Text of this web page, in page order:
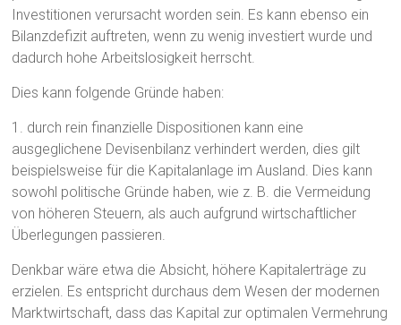
Investitionen verursacht worden sein. Es kann ebenso ein
Bilanzdefizit auftreten, wenn zu wenig investiert wurde und
dadurch hohe Arbeitslosigkeit herrscht.
Dies kann folgende Gründe haben:
1. durch rein finanzielle Dispositionen kann eine
ausgeglichene Devisenbilanz verhindert werden, dies gilt
beispielsweise für die Kapitalanlage im Ausland. Dies kann
sowohl politische Gründe haben, wie z. B. die Vermeidung
von höheren Steuern, als auch aufgrund wirtschaftlicher
Überlegungen passieren.
Denkbar wäre etwa die Absicht, höhere Kapitalerträge zu
erzielen. Es entspricht durchaus dem Wesen der modernen
Marktwirtschaft, dass das Kapital zur optimalen Vermehrung